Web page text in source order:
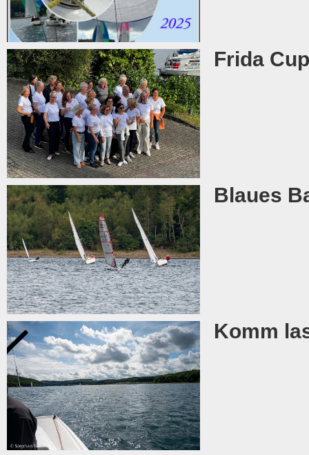
Frida
Blaues
Komm